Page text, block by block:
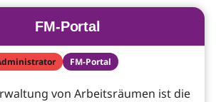
FM-Portal
FM-Portal
von Arbeitsräumen ist die